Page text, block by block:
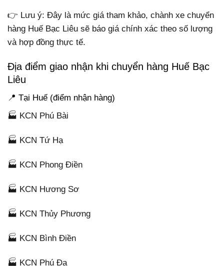
👉 Lưu ý: Đây là mức giá tham khảo, chành xe chuyển
hàng Huế Bạc Liêu sẽ báo giá chính xác theo số lượng
và hợp đồng thực tế.
Địa điểm giao nhận khi chuyển hàng Huế Bạc
Liêu
📍 Tại Huế (điểm nhận hàng)
🏭 KCN Phú Bài
🏭 KCN Tứ Hạ
🏭 KCN Phong Điền
🏭 KCN Hương Sơ
🏭 KCN Thủy Phương
🏭 KCN Bình Điền
🏭 KCN Phú Đa